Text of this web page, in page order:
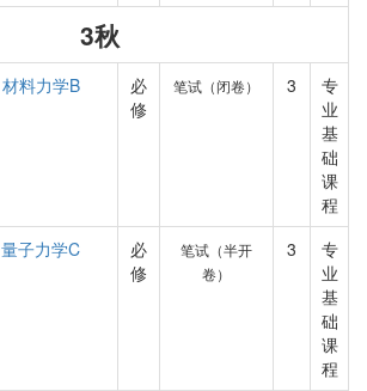
3秋
材料力学B
必
修
笔试（闭卷） 3
专
业
基
础
课
程
量子力学C
必
修
笔试（半开
卷）
3
专
业
基
础
课
程